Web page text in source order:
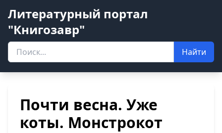
Литературный портал
"Книгозавр"
Найти
Почти весна. Уже
коты. Монстрокот